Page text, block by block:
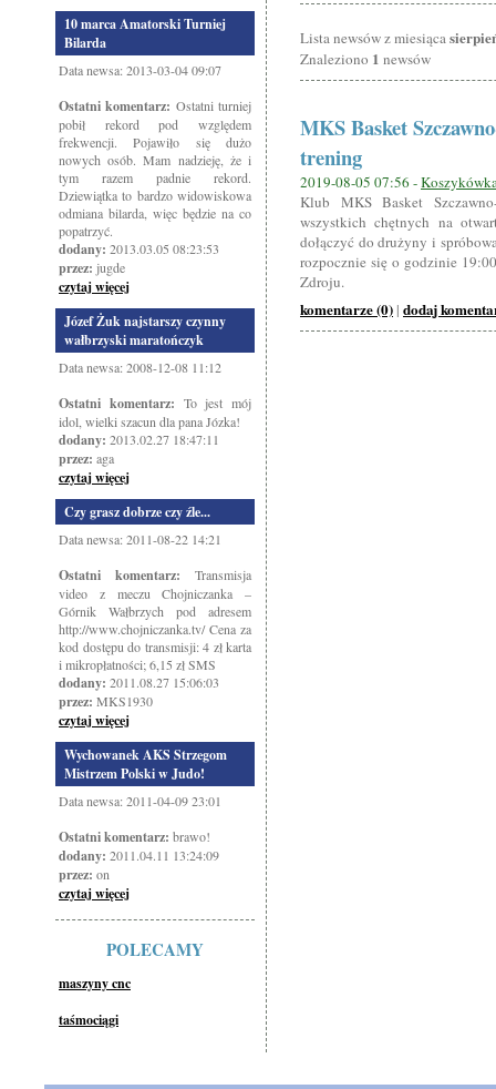
10 marca Amatorski Turniej
Bilarda
Data newsa: 2013-03-04 09:07
Ostatni komentarz: Ostatni turniej
pobił rekord pod względem
frekwencji. Pojawiło się dużo
nowych osób. Mam nadzieję, że i
tym razem padnie rekord.
Dziewiątka to bardzo widowiskowa
odmiana bilarda, więc będzie na co
popatrzyć.
dodany: 2013.03.05 08:23:53
przez: jugde
czytaj więcej
Józef Żuk najstarszy czynny
wałbrzyski maratończyk
Data newsa: 2008-12-08 11:12
Ostatni komentarz: To jest mój
idol, wielki szacun dla pana Józka!
dodany: 2013.02.27 18:47:11
przez: aga
czytaj więcej
Czy grasz dobrze czy źle...
Data newsa: 2011-08-22 14:21
Ostatni komentarz: Transmisja
video z meczu Chojniczanka –
Górnik Wałbrzych pod adresem
http://www.chojniczanka.tv/ Cena za
kod dostępu do transmisji: 4 zł karta
i mikropłatności; 6,15 zł SMS
dodany: 2011.08.27 15:06:03
przez: MKS1930
czytaj więcej
Wychowanek AKS Strzegom
Mistrzem Polski w Judo!
Data newsa: 2011-04-09 23:01
Ostatni komentarz: brawo!
dodany: 2011.04.11 13:24:09
przez: on
czytaj więcej
POLECAMY
maszyny cnc
taśmociągi
Lista newsów z miesiąca
Znaleziono 1 newsów
MKS Basket
trening
2019-08-05 07:56 -
Klub MKS Basket
wszystkich chętnych na
dołączyć do drużyny i
rozpocznie się o godzinie
Zdroju.
komentarze (0) | dodaj